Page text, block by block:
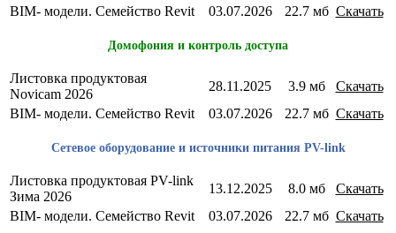
BIM- модели. Семейство Revit 03.07.2026 22.7 мб Скачать
Домофония и контроль доступа
Листовка продуктовая
Novicam 2026
28.11.2025 3.9 мб
Скачать
BIM- модели. Семейство Revit
03.07.2026 22.7 мб Скачать
Сетевое оборудование и источники питания PV-link
Листовка продуктовая PV-link
Зима 2026
13.12.2025 8.0 мб
Скачать
BIM- модели. Семейство Revit
03.07.2026 22.7 мб Скачать